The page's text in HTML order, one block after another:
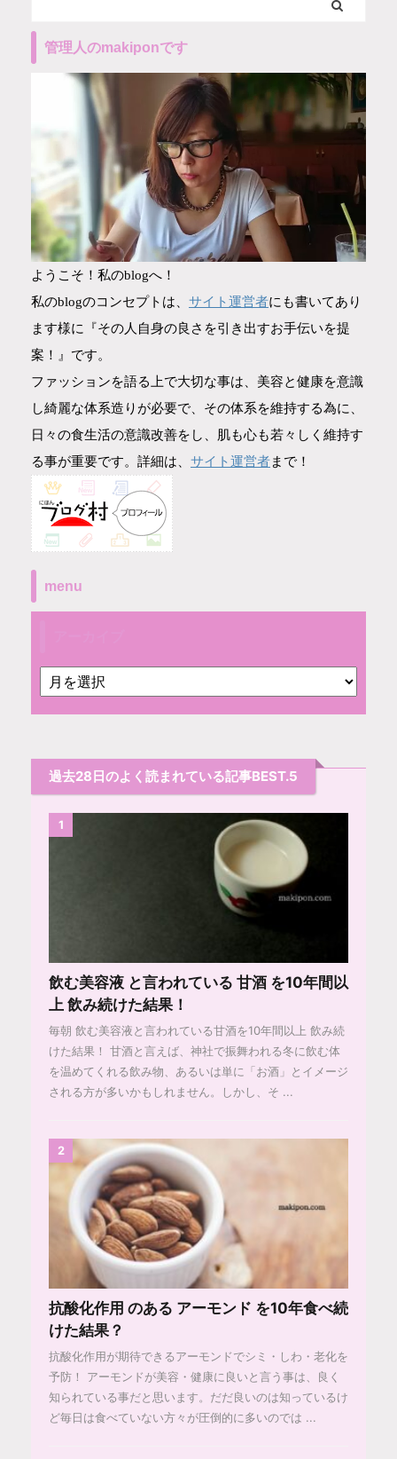
管理人のmakiponです
ようこそ！私のblogへ！
私のblogのコンセプトは、 サイト運営者にも書いてあり
ます様に『その人自身の良さを引き出すお手伝いを提
案！』です。
ファッションを語る上で大切な事は、美容と健康を意識
し綺麗な体系造りが必要で、その体系を維持する為に、
日々の食生活の意識改善をし、肌も心も若々しく維持す
る事が重要です。詳細は、 サイト運営者まで！
menu
過去28日のよく読まれている記事BEST.5
1
飲む美容液 と言われている 甘酒 を10年間以
上 飲み続けた結果！
毎朝 飲む美容液と言われている甘酒を10年間以上 飲み続
けた結果！ 甘酒と言えば、神社で振舞われる冬に飲む体
を温めてくれる飲み物、あるいは単に「お酒」とイメージ
される方が多いかもしれません。しかし、そ ...
2
抗酸化作用 のある アーモンド を10年食べ続
けた結果？
抗酸化作用が期待できるアーモンドでシミ・しわ・老化を
予防！ アーモンドが美容・健康に良いと言う事は、良く
知られている事だと思います。だだ良いのは知っているけ
ど毎日は食べていない方々が圧倒的に多いのでは ...